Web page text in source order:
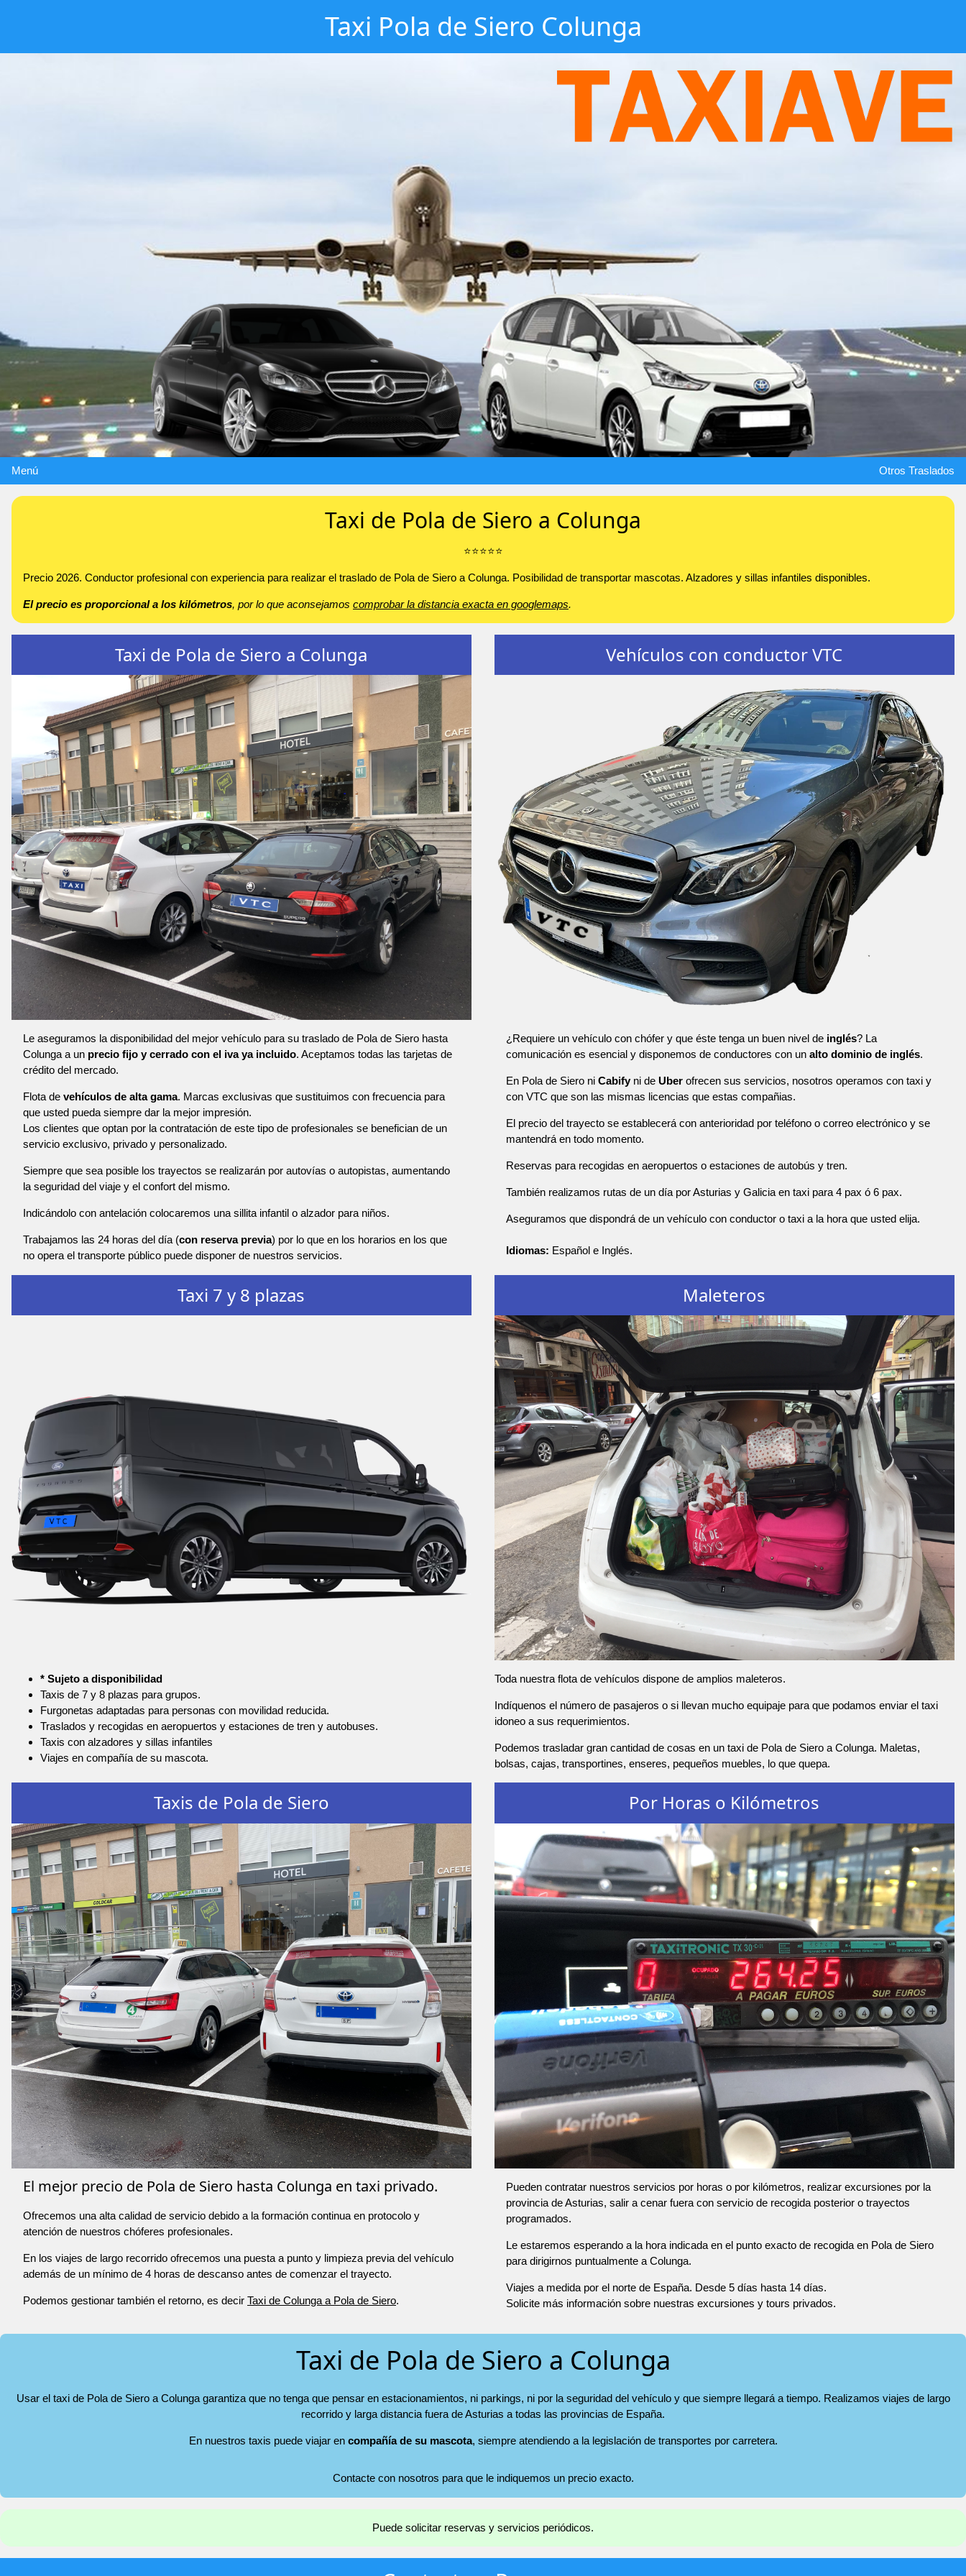
Taxi Pola de Siero Colunga
Menú Otros Traslados
Taxi de Pola de Siero a Colunga
⭐️⭐️⭐️⭐️⭐️
Precio 2026. Conductor profesional con experiencia para realizar el traslado de Pola de Siero a Colunga. Posibilidad de transportar mascotas. Alzadores y sillas infantiles disponibles.
El precio es proporcional a los kilómetros, por lo que aconsejamos comprobar la distancia exacta en googlemaps.
Taxi de Pola de Siero a Colunga
Le aseguramos la disponibilidad del mejor vehículo para su traslado de Pola de Siero hasta
Colunga a un precio fijo y cerrado con el iva ya incluido. Aceptamos todas las tarjetas de
crédito del mercado.
Flota de vehículos de alta gama. Marcas exclusivas que sustituimos con frecuencia para
que usted pueda siempre dar la mejor impresión.
Los clientes que optan por la contratación de este tipo de profesionales se benefician de un
servicio exclusivo, privado y personalizado.
Siempre que sea posible los trayectos se realizarán por autovías o autopistas, aumentando
la seguridad del viaje y el confort del mismo.
Indicándolo con antelación colocaremos una sillita infantil o alzador para niños.
Trabajamos las 24 horas del día (con reserva previa) por lo que en los horarios en los que
no opera el transporte público puede disponer de nuestros servicios.
Vehículos con conductor VTC
¿Requiere un vehículo con chófer y que éste tenga un buen nivel de inglés? La
comunicación es esencial y disponemos de conductores con un alto dominio de inglés.
En Pola de Siero ni Cabifyni de Uberofrecen sus servicios, nosotros operamos con taxi y
con VTC que son las mismas licencias que estas compañias.
El precio del trayecto se establecerá con anterioridad por teléfono o correo electrónico y se
mantendrá en todo momento.
Reservas para recogidas en aeropuertos o estaciones de autobús y tren.
También realizamos rutas de un día por Asturias y Galicia en taxi para 4 pax ó 6 pax.
Aseguramos que dispondrá de un vehículo con conductor o taxi a la hora que usted elija.
Idiomas: Español e Inglés.
Taxi 7 y 8 plazas
* Sujeto a disponibilidad
Taxis de 7 y 8 plazas para grupos.
Furgonetas adaptadas para personas con movilidad reducida.
Traslados y recogidas en aeropuertos y estaciones de tren y autobuses.
Taxis con alzadores y sillas infantiles
Viajes en compañía de su mascota.
Maleteros
Toda nuestra flota de vehículos dispone de amplios maleteros.
Indíquenos el número de pasajeros o si llevan mucho equipaje para que podamos enviar el taxi
idoneo a sus requerimientos.
Podemos trasladar gran cantidad de cosas en un taxi de Pola de Siero a Colunga. Maletas,
bolsas, cajas, transportines, enseres, pequeños muebles, lo que quepa.
Taxis de Pola de Siero
El mejor precio de Pola de Siero hasta Colunga en taxi privado.
Ofrecemos una alta calidad de servicio debido a la formación continua en protocolo y
atención de nuestros chóferes profesionales.
En los viajes de largo recorrido ofrecemos una puesta a punto y limpieza previa del vehículo
además de un mínimo de 4 horas de descanso antes de comenzar el trayecto.
Podemos gestionar también el retorno, es decir Taxi de Colunga a Pola de Siero.
Por Horas o Kilómetros
Pueden contratar nuestros servicios por horas o por kilómetros, realizar excursiones por la
provincia de Asturias, salir a cenar fuera con servicio de recogida posterior o trayectos
programados.
Le estaremos esperando a la hora indicada en el punto exacto de recogida en Pola de Siero
para dirigirnos puntualmente a Colunga.
Viajes a medida por el norte de España. Desde 5 días hasta 14 días.
Solicite más información sobre nuestras excursiones y tours privados.
Taxi de Pola de Siero a Colunga
Usar el taxi de Pola de Siero a Colunga garantiza que no tenga que pensar en estacionamientos, ni parkings, ni por la seguridad del vehículo y que siempre llegará a tiempo. Realizamos viajes de largo
recorrido y larga distancia fuera de Asturias a todas las provincias de España.
En nuestros taxis puede viajar en compañía de su mascota, siempre atendiendo a la legislación de transportes por carretera.
Contacte con nosotros para que le indiquemos un precio exacto.
Puede solicitar reservas y servicios periódicos.